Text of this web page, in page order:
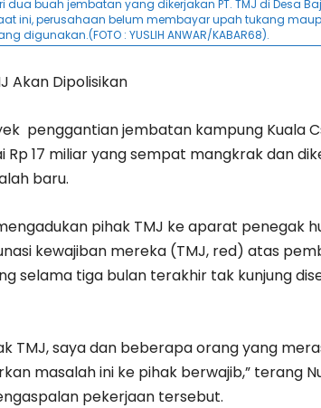
dua buah jembatan yang dikerjakan PT. TMJ di Desa
ini, perusahaan belum membayar upah tukang
digunakan.(FOTO : YUSLIH ANWAR/KABAR68).
Akan Dipolisikan
penggantian jembatan kampung Kuala
Rp 17 miliar yang sempat mangkrak dan
baru.
pihak TMJ ke aparat penegak
kewajiban mereka (TMJ, red) atas
selama tiga bulan terakhir tak kunjung
TMJ, saya dan beberapa orang yang
masalah ini ke pihak berwajib,” terang
pekerjaan tersebut.